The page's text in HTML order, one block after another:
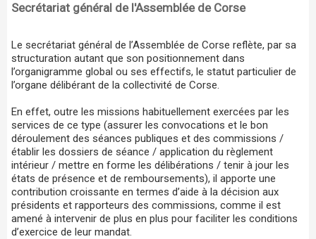
Secrétariat général de l'Assemblée de Corse
Le secrétariat général de l’Assemblée de Corse reflète, par sa
structuration autant que son positionnement dans
l’organigramme global ou ses effectifs, le statut particulier de
l’organe délibérant de la collectivité de Corse.
En effet, outre les missions habituellement exercées par les
services de ce type (assurer les convocations et le bon
déroulement des séances publiques et des commissions /
établir les dossiers de séance / application du règlement
intérieur / mettre en forme les délibérations / tenir à jour les
états de présence et de remboursements), il apporte une
contribution croissante en termes d’aide à la décision aux
présidents et rapporteurs des commissions, comme il est
amené à intervenir de plus en plus pour faciliter les conditions
d’exercice de leur mandat.